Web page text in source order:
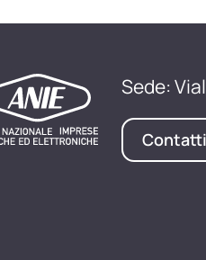
Sede:
Contatti